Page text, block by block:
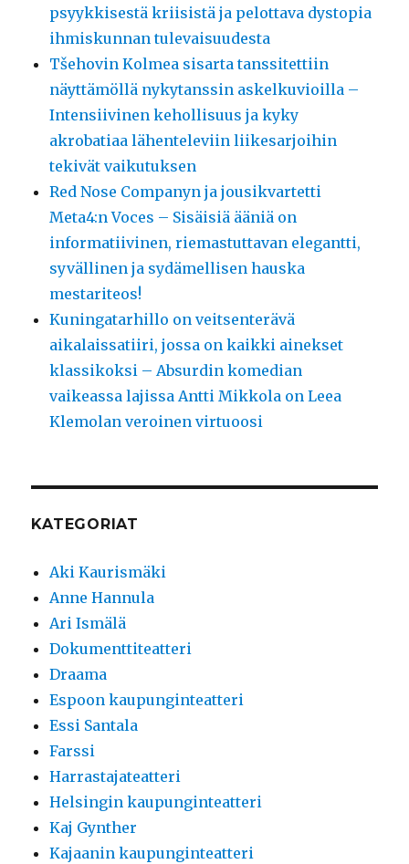
psyykkisestä kriisistä ja pelottava dystopia
ihmiskunnan tulevaisuudesta
Tšehovin Kolmea sisarta tanssitettiin
näyttämöllä nykytanssin askelkuvioilla –
Intensiivinen kehollisuus ja kyky
akrobatiaa lähenteleviin liikesarjoihin
tekivät vaikutuksen
Red Nose Companyn ja jousikvartetti
Meta4:n Voces – Sisäisiä ääniä on
informatiivinen, riemastuttavan elegantti,
syvällinen ja sydämellisen hauska
mestariteos!
Kuningatarhillo on veitsenterävä
aikalaissatiiri, jossa on kaikki ainekset
klassikoksi – Absurdin komedian
vaikeassa lajissa Antti Mikkola on Leea
Klemolan veroinen virtuoosi
KATEGORIAT
Aki Kaurismäki
Anne Hannula
Ari Ismälä
Dokumenttiteatteri
Draama
Espoon kaupunginteatteri
Essi Santala
Farssi
Harrastajateatteri
Helsingin kaupunginteatteri
Kaj Gynther
Kajaanin kaupunginteatteri